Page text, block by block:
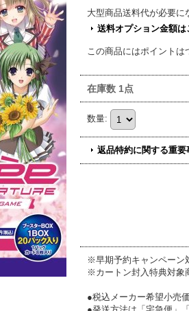
大型商品送料代が必要に
送料オプション金額は
この商品にはポイントは
在庫数 1点
数量:
返品特約に関する重要
※早期予約キャンペーン
※カートン封入特典対象
●税込メーカー希望小売